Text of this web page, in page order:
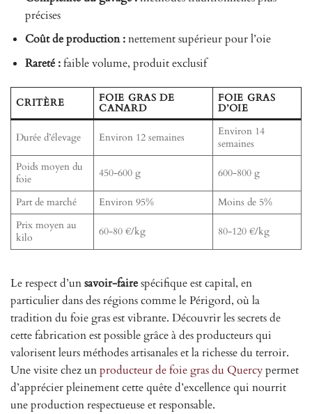
précises
Coût de production :nettement supérieur pour l’oie
Rareté :faible volume, produit exclusif
CRITÈRE FOIE GRAS DE
CANARD
FOIE GRAS
D’OIE
Durée d’élevage Environ 12 semaines
Environ 14
semaines
Poids moyen du
foie
450-600 g 600-800 g
Part de marché Environ 95%
Moins de 5%
Prix moyen au
kilo
60-80 €/kg 80-120 €/kg
Le respect d’unsavoir-fairespécifique est capital, en
particulier dans des régions comme le Périgord, où la
tradition du foie gras est vibrante. Découvrir les secrets de
cette fabrication est possible grâce à des producteurs qui
valorisent leurs méthodes artisanales et la richesse du terroir.
Une visite chez unproducteur de foie gras du Quercypermet
d’apprécier pleinement cette quête d’excellence qui nourrit
une production respectueuse et responsable.